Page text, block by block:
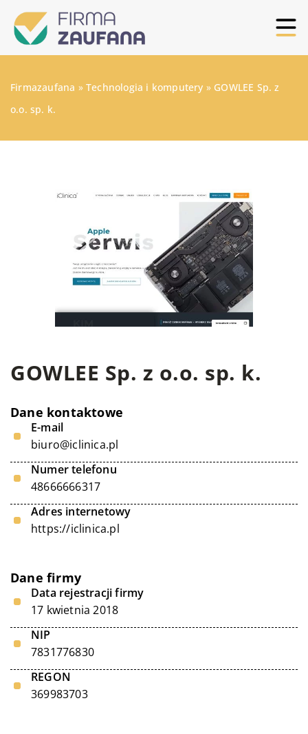
Firmazaufana »Technologia i komputery » GOWLEE Sp. z
o.o. sp. k.
GOWLEE Sp. z o.o. sp. k.
Dane kontaktowe
E-mail
biuro@iclinica.pl
Numer telefonu
48666666317
Adres internetowy
https://iclinica.pl
Dane firmy
Data rejestracji firmy
17 kwietnia 2018
NIP
7831776830
REGON
369983703